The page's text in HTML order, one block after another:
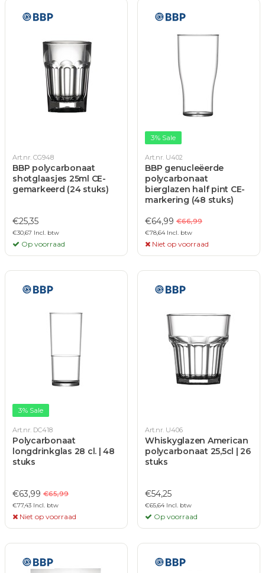
Art.nr. CG948
BBP polycarbonaat
shotglaasjes 25ml CE-
gemarkeerd (24 stuks)
€25,35
€30,67 Incl. btw
Op voorraad
3% Sale
Art.nr. U402
BBP genucleëerde
polycarbonaat
bierglazen half pint CE-
markering (48 stuks)
€64,99 €66,99
€78,64 Incl. btw
Niet op voorraad
3% Sale
Art.nr. DC418
Polycarbonaat
longdrinkglas 28 cl. | 48
stuks
€63,99 €65,99
€77,43 Incl. btw
Niet op voorraad
Art.nr. U406
Whiskyglazen American
polycarbonaat 25,5cl | 26
stuks
€54,25
€65,64 Incl. btw
Op voorraad